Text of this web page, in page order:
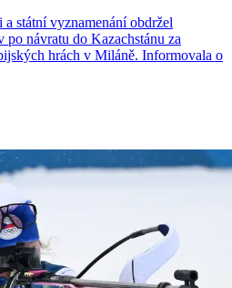
státní vyznamenání obdržel
návratu do Kazachstánu za
hrách v Miláně. Informovala o